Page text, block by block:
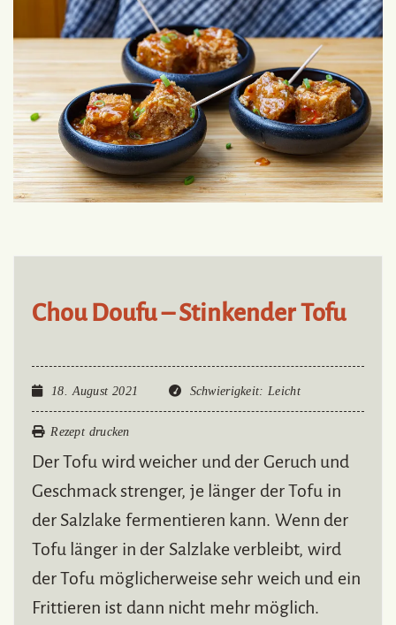
Chou Doufu – Stinkender Tofu
18. August 2021 Schwierigkeit: Leicht
Rezept drucken
Der Tofu wird weicher und der Geruch und
Geschmack strenger, je länger der Tofu in
der Salzlake fermentieren kann. Wenn der
Tofu länger in der Salzlake verbleibt, wird
der Tofu möglicherweise sehr weich und ein
Frittieren ist dann nicht mehr möglich.